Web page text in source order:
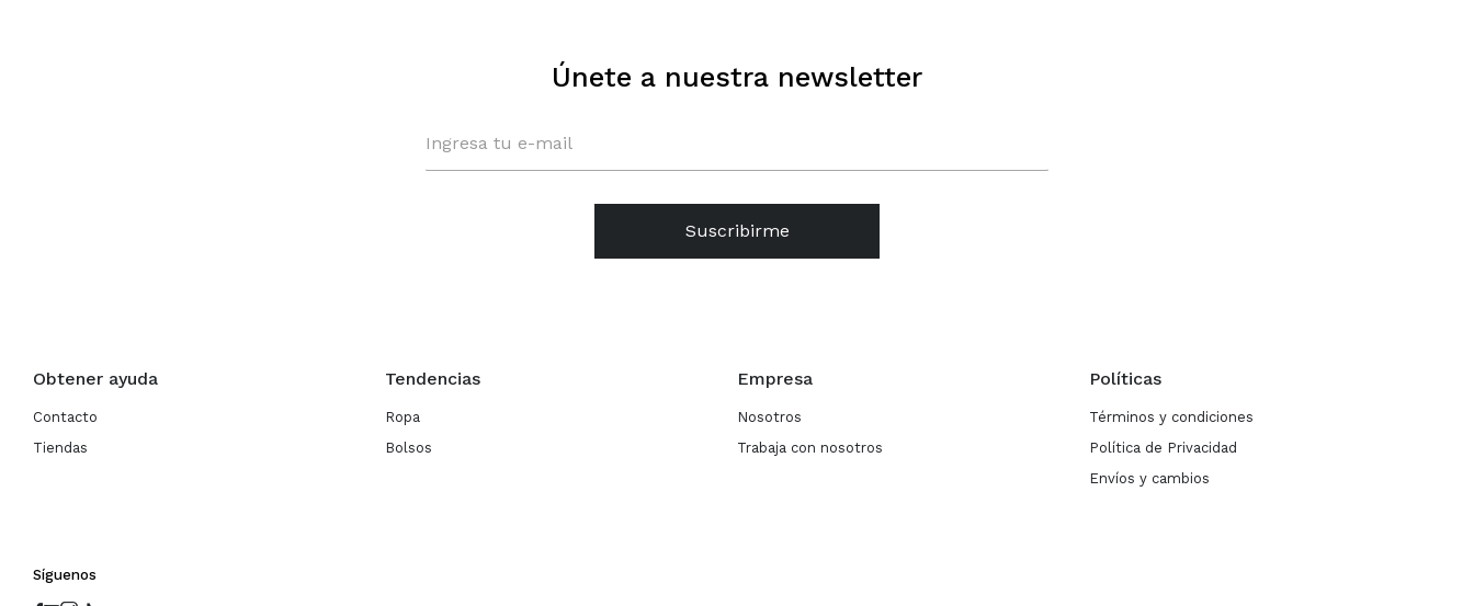
Obtener ayuda
Contacto
Tiendas
Tendencias
Ropa
Bolsos
Empresa
Nosotros
Trabaja con nosotros
Políticas
Términos y condiciones
Política de Privacidad
Envíos y cambios
Únete a nuestra newsletter
Suscribirme
Síguenos